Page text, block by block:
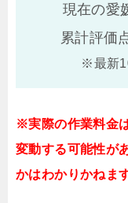
現在の愛
累計評価
※最新
※実際の作業料金
変動する可能性が
かはわかりかねま